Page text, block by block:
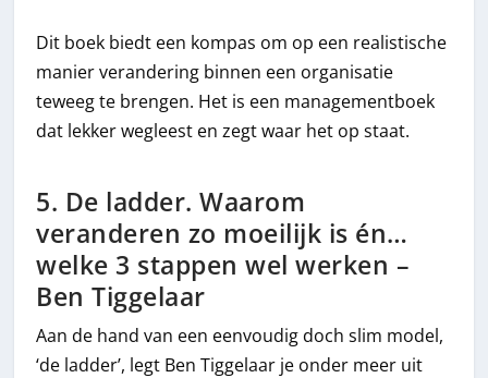
Dit boek biedt een kompas om op een realistische
manier verandering binnen een organisatie
teweeg te brengen. Het is een managementboek
dat lekker wegleest en zegt waar het op staat.
5. De ladder. Waarom
veranderen zo moeilijk is én…
welke 3 stappen wel werken –
Ben Tiggelaar
Aan de hand van een eenvoudig doch slim model,
‘de ladder’, legt Ben Tiggelaar je onder meer uit